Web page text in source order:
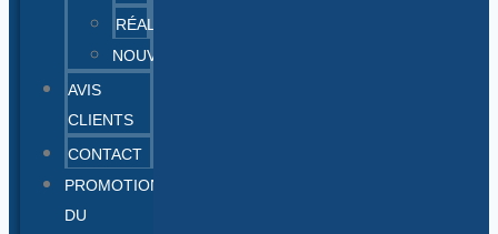
RÉALISATIONS
NOUVEAUTÉS
AVIS
CLIENTS
CONTACT
PROMOTIONS
DU